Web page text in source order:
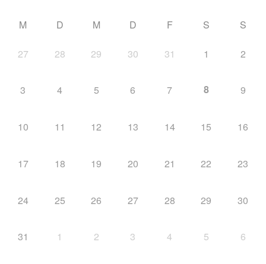
M D M D F S S
27 28 29 30 31 1 2
3 4 5 6 7 8 9
10 11 12 13 14 15 16
17 18 19 20 21 22 23
24 25 26 27 28 29 30
31 1 2 3 4 5 6